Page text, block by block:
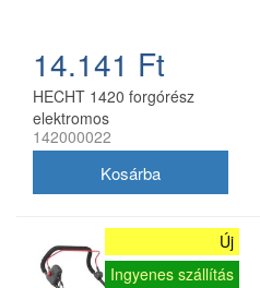
14.141 Ft
HECHT 1420 forgórész
elektromos
gyepszellőztetőhöz
142000022
Új
Ingyenes szállítás